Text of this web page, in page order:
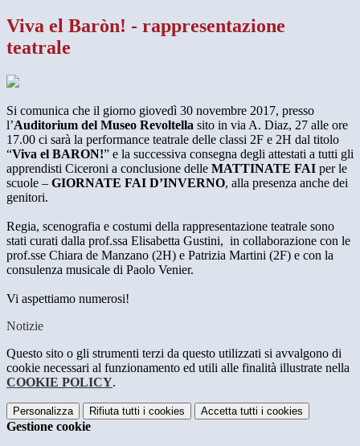
Viva el Baròn! - rappresentazione
teatrale
Si comunica che il giorno giovedì 30 novembre 2017, presso
l’Auditorium del Museo Revoltella sito in via A. Diaz, 27 alle ore
17.00 ci sarà la performance teatrale delle classi 2F e 2H dal titolo
“Viva el BARON!” e la successiva consegna degli attestati a tutti gli
apprendisti Ciceroni a conclusione delle MATTINATE FAI per le
scuole – GIORNATE FAI D’INVERNO, alla presenza anche dei
genitori.
Regia, scenografia e costumi della rappresentazione teatrale sono
stati curati dalla prof.ssa Elisabetta Gustini, in collaborazione con le
prof.sse Chiara de Manzano (2H) e Patrizia Martini (2F) e con la
consulenza musicale di Paolo Venier.
Vi aspettiamo numerosi!
Notizie
Questo sito o gli strumenti terzi da questo utilizzati si avvalgono di
cookie necessari al funzionamento ed utili alle finalità illustrate nella
COOKIE POLICY.
Personalizza Rifiuta tutti i cookies Accetta tutti i cookies
Gestione cookie